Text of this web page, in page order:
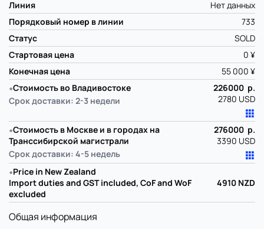
Линия
Нет данных
Порядковый номер в линии
733
Статус
SOLD
Стартовая цена
0 ¥
Конечная цена
55 000 ¥
∗Стоимость во Владивостоке
Срок доставки: 2-3 недели
226000 р.
2780 USD
∗Стоимость в Москве и в городах на
Транссибирской магистрали
Срок доставки: 4-5 недель
276000 р.
3390 USD
∗Price in New Zealand
Import duties and GST included, CoF and WoF
excluded
4910 NZD
Общая информация